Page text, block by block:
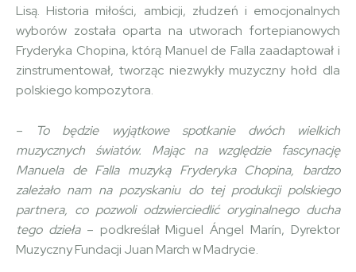
Lisą. Historia miłości, ambicji, złudzeń i emocjonalnych
wyborów została oparta na utworach fortepianowych
Fryderyka Chopina, którą Manuel de Falla zaadaptował i
zinstrumentował, tworząc niezwykły muzyczny hołd dla
polskiego kompozytora.
–
To będzie wyjątkowe spotkanie dwóch wielkich
muzycznych światów. Mając na względzie fascynację
Manuela de Falla muzyką Fryderyka Chopina, bardzo
zależało nam na pozyskaniu do tej produkcji polskiego
partnera, co pozwoli odzwierciedlić oryginalnego ducha
tego dzieła– podkreślał Miguel Ángel Marín, Dyrektor
Muzyczny Fundacji Juan March w Madrycie.